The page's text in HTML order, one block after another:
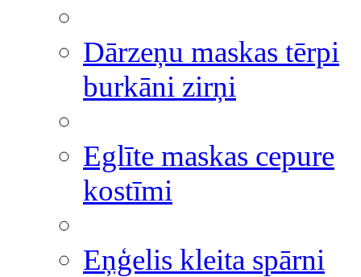
Dārzeņu maskas tērpi
burkāni zirņi
Eglīte maskas cepure
kostīmi
Eņģelis kleita spārni